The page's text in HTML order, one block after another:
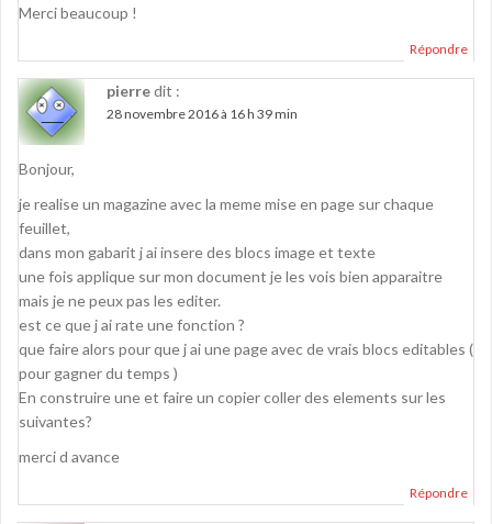
Merci beaucoup !
Répondre
pierredit :
28 novembre 2016 à 16 h 39 min
Bonjour,
je realise un magazine avec la meme mise en page sur chaque
feuillet,
dans mon gabarit j ai insere des blocs image et texte
une fois applique sur mon document je les vois bien apparaitre
mais je ne peux pas les editer.
est ce que j ai rate une fonction ?
que faire alors pour que j ai une page avec de vrais blocs editables (
pour gagner du temps )
En construire une et faire un copier coller des elements sur les
suivantes?
merci d avance
Répondre